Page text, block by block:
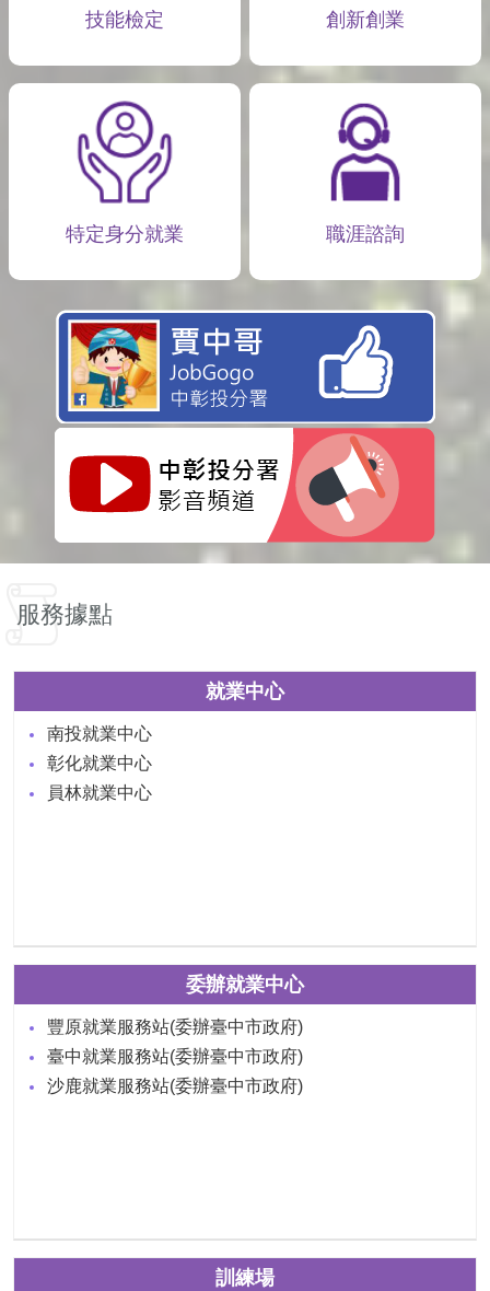
技能檢定 創新創業
特定身分就業 職涯諮詢
服務據點
就業中心
南投就業中心
彰化就業中心
員林就業中心
委辦就業中心
豐原就業服務站(委辦臺中市政府)
臺中就業服務站(委辦臺中市政府)
沙鹿就業服務站(委辦臺中市政府)
訓練場